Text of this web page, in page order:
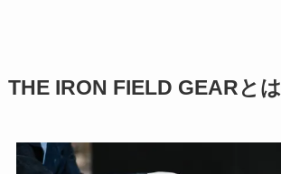
THE IRON FIELD GEARとは